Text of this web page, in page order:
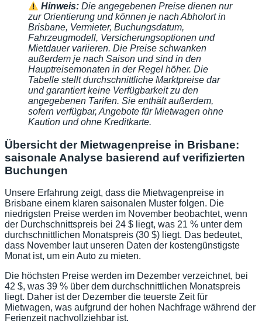
Hinweis: Die angegebenen Preise dienen nur
zur Orientierung und können je nach Abholort in
Brisbane, Vermieter, Buchungsdatum,
Fahrzeugmodell, Versicherungsoptionen und
Mietdauer variieren. Die Preise schwanken
außerdem je nach Saison und sind in den
Hauptreisemonaten in der Regel höher. Die
Tabelle stellt durchschnittliche Marktpreise dar
und garantiert keine Verfügbarkeit zu den
angegebenen Tarifen. Sie enthält außerdem,
sofern verfügbar, Angebote für Mietwagen ohne
Kaution und ohne Kreditkarte.
Übersicht der Mietwagenpreise in Brisbane:
saisonale Analyse basierend auf verifizierten
Buchungen
Unsere Erfahrung zeigt, dass die Mietwagenpreise in
Brisbane einem klaren saisonalen Muster folgen. Die
niedrigsten Preise werden im November beobachtet, wenn
der Durchschnittspreis bei 24 $ liegt, was 21 % unter dem
durchschnittlichen Monatspreis (30 $) liegt. Das bedeutet,
dass November laut unseren Daten der kostengünstigste
Monat ist, um ein Auto zu mieten.
Die höchsten Preise werden im Dezember verzeichnet, bei
42 $, was 39 % über dem durchschnittlichen Monatspreis
liegt. Daher ist der Dezember die teuerste Zeit für
Mietwagen, was aufgrund der hohen Nachfrage während der
Ferienzeit nachvollziehbar ist.